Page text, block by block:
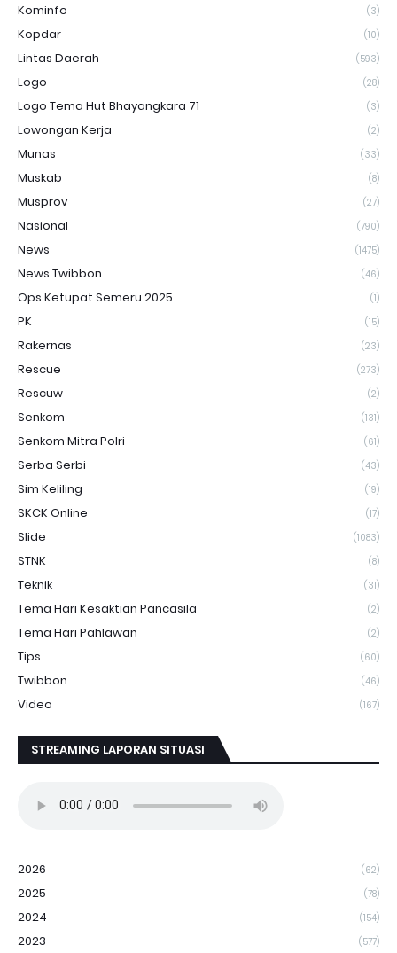
Kominfo (3)
Kopdar (10)
Lintas Daerah (593)
Logo (28)
Logo Tema Hut Bhayangkara 71 (3)
Lowongan Kerja (2)
Munas (33)
Muskab (8)
Musprov (27)
Nasional (790)
News (1475)
News Twibbon (46)
Ops Ketupat Semeru 2025 (1)
PK (15)
Rakernas (23)
Rescue (273)
Rescuw (2)
Senkom (131)
Senkom Mitra Polri (61)
Serba Serbi (43)
Sim Keliling (19)
SKCK Online (17)
Slide (1083)
STNK (8)
Teknik (31)
Tema Hari Kesaktian Pancasila (2)
Tema Hari Pahlawan (2)
Tips (60)
Twibbon (46)
Video (167)
STREAMING LAPORAN SITUASI
2026 (62)
2025 (78)
2024 (154)
2023 (577)